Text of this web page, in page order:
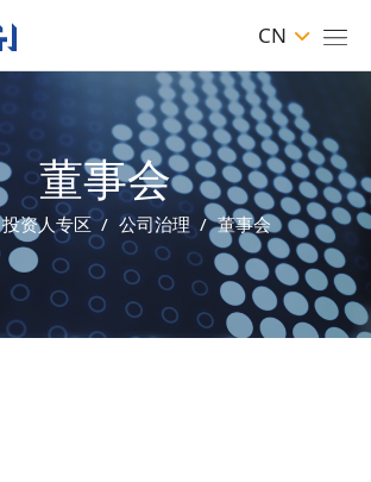
CN
董事会
投资人专区 公司治理 董事会